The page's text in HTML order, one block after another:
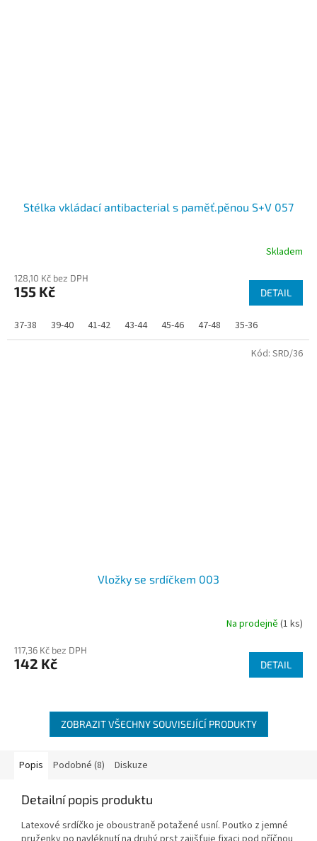
Stélka vkládací antibacterial s paměť.pěnou S+V 057
Skladem
128,10 Kč bez DPH
155 Kč DETAIL
37-38 39-40 41-42 43-44 45-46 47-48 35-36
Vložky se srdíčkem 003
Na prodejně (1 ks)
117,36 Kč bez DPH
142 Kč DETAIL
Kód: SRD/36
ZOBRAZIT VŠECHNY SOUVISEJÍCÍ PRODUKTY
Popis Podobné (8) Diskuze
Detailní popis produktu
Latexové srdíčko je oboustraně potažené usní. Poutko z jemné